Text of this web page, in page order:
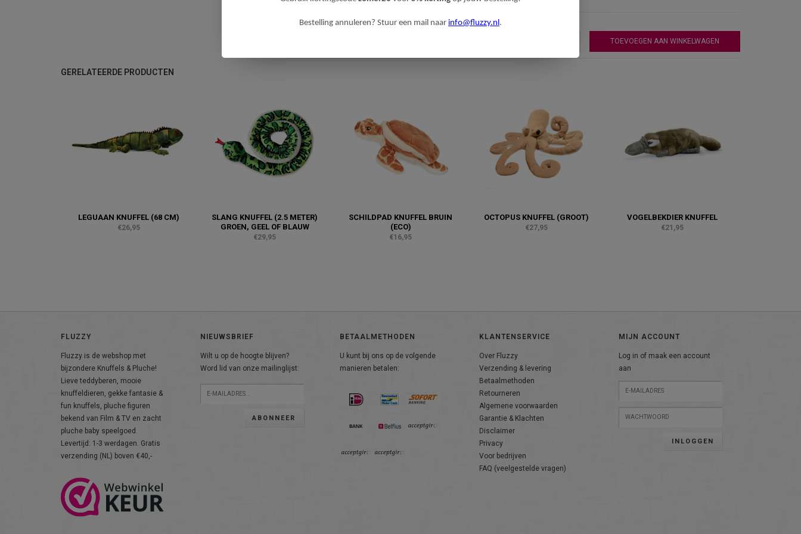
TOEVOEGEN AAN WINKELWAGEN
GERELATEERDE PRODUCTEN
LEGUAAN KNUFFEL (68 CM)
€26,95
SLANG KNUFFEL (2.5 METER)
GROEN, GEEL OF BLAUW
€29,95
SCHILDPAD KNUFFEL BRUIN
(ECO)
€16,95
OCTOPUS KNUFFEL (GROOT)
€27,95
VOGELBEKDIER KNUFFEL
€21,95
FLUZZY
Fluzzy is de webshop met
bijzondere Knuffels & Pluche!
Lieve teddyberen, mooie
knuffeldieren, gekke fantasie &
fun knuffels, pluche figuren
bekend van Film & TV en zacht
pluche baby speelgoed.
Levertijd: 1-3 werdagen. Gratis
verzending (NL) boven €40,-
NIEUWSBRIEF
Wilt u op de hoogte blijven?
Word lid van onze mailinglijst:
ABONNEER
BETAALMETHODEN
U kunt bij ons op de volgende
manieren betalen:
KLANTENSERVICE
Over Fluzzy
Verzending & levering
Betaalmethoden
Retourneren
Algemene voorwaarden
Garantie & Klachten
Disclaimer
Privacy
Voor bedrijven
FAQ (veelgestelde vragen)
MIJN ACCOUNT
Log in of maak een account
aan
INLOGGEN
Bestelling annuleren? Stuur een mail naar info@fluzzy.nl.